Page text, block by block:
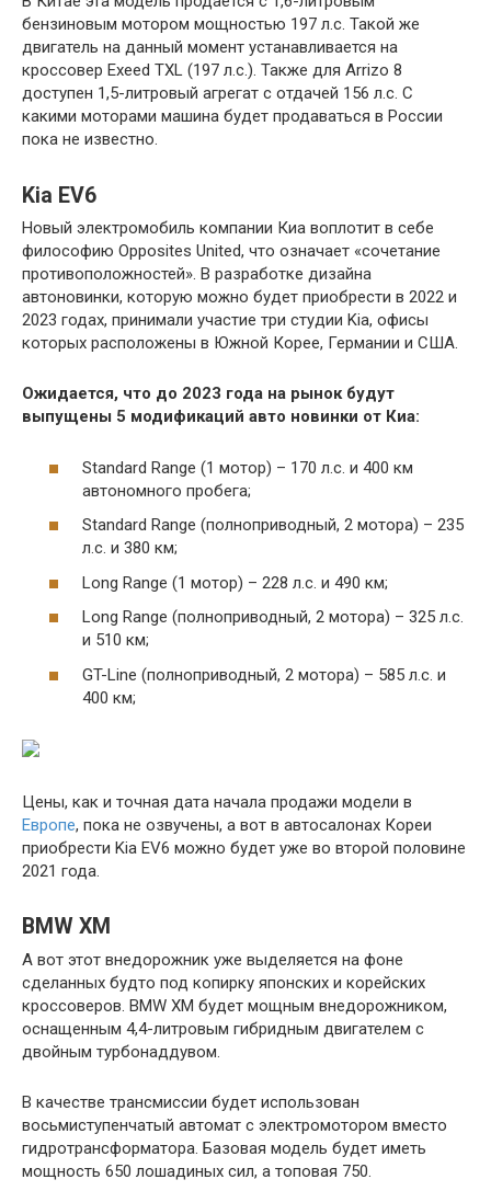
бензиновым мотором мощностью 197 л.с. Такой же
двигатель на данный момент устанавливается на
кроссовер Exeed TXL (197 л.с.). Также для Arrizo 8
доступен 1,5-литровый агрегат с отдачей 156 л.с. С
какими моторами машина будет продаваться в России
пока не известно.
Kia EV6
Новый электромобиль компании Киа воплотит в себе
философию Opposites United, что означает «сочетание
противоположностей». В разработке дизайна
автоновинки, которую можно будет приобрести в 2022 и
2023 годах, принимали участие три студии Kia, офисы
которых расположены в Южной Корее, Германии и США.
Ожидается, что до 2023 года на рынок будут
выпущены 5 модификаций авто новинки от Киа:
Standard Range (1 мотор) – 170 л.с. и 400 км
автономного пробега;
Standard Range (полноприводный, 2 мотора) – 235
л.с. и 380 км;
Long Range (1 мотор) – 228 л.с. и 490 км;
Long Range (полноприводный, 2 мотора) – 325 л.с.
и 510 км;
GT-Line (полноприводный, 2 мотора) – 585 л.с. и
400 км;
Цены, как и точная дата начала продажи модели в
Европе, пока не озвучены, а вот в автосалонах Кореи
приобрести Kia EV6 можно будет уже во второй половине
2021 года.
BMW XM
А вот этот внедорожник уже выделяется на фоне
сделанных будто под копирку японских и корейских
кроссоверов. BMW XM будет мощным внедорожником,
оснащенным 4,4-литровым гибридным двигателем с
двойным турбонаддувом.
В качестве трансмиссии будет использован
восьмиступенчатый автомат с электромотором вместо
гидротрансформатора. Базовая модель будет иметь
мощность 650 лошадиных сил, а топовая 750.